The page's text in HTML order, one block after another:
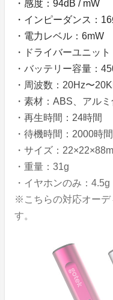
・感度：94dB / mW
・インピーダンス：
・電力レベル：6mW
・ドライバーユニッ
・バッテリー容量：
・周波数：20Hz〜
・素材：ABS、アル
・再生時間：24時間
・待機時間：2000時間
・サイズ：
・重量：31g
・イヤホンのみ：4.5g
※こちらの対応オーデ
す。